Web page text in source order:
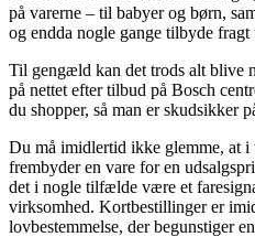
på varerne – til babyer og børn,
og endda nogle gange tilbyde fragt
Til gengæld kan det trods alt blive
på nettet efter tilbud på Bosch
du shopper, så man er skudsikker
Du må imidlertid ikke glemme, at
frembyder en vare for en
det i nogle tilfælde være et
virksomhed. Kortbestillinger er
lovbestemmelse, der begunstiger